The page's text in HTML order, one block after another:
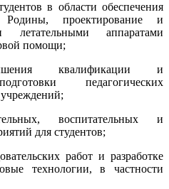
в области обеспечения
проектирование и
летательными аппаратами
помощи;
квалификации и
педагогических
воспитательных и
для студентов;
работ и разработке
технологии, в частности